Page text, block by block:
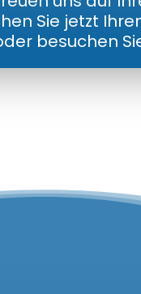
Sie jetzt
besuchen